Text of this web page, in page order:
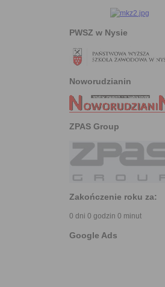
PWSZ w Nysie
Noworudzianin
ZPAS Group
Zakończenie roku za:
0 dni 0 godzin 0 minut
Google Ads